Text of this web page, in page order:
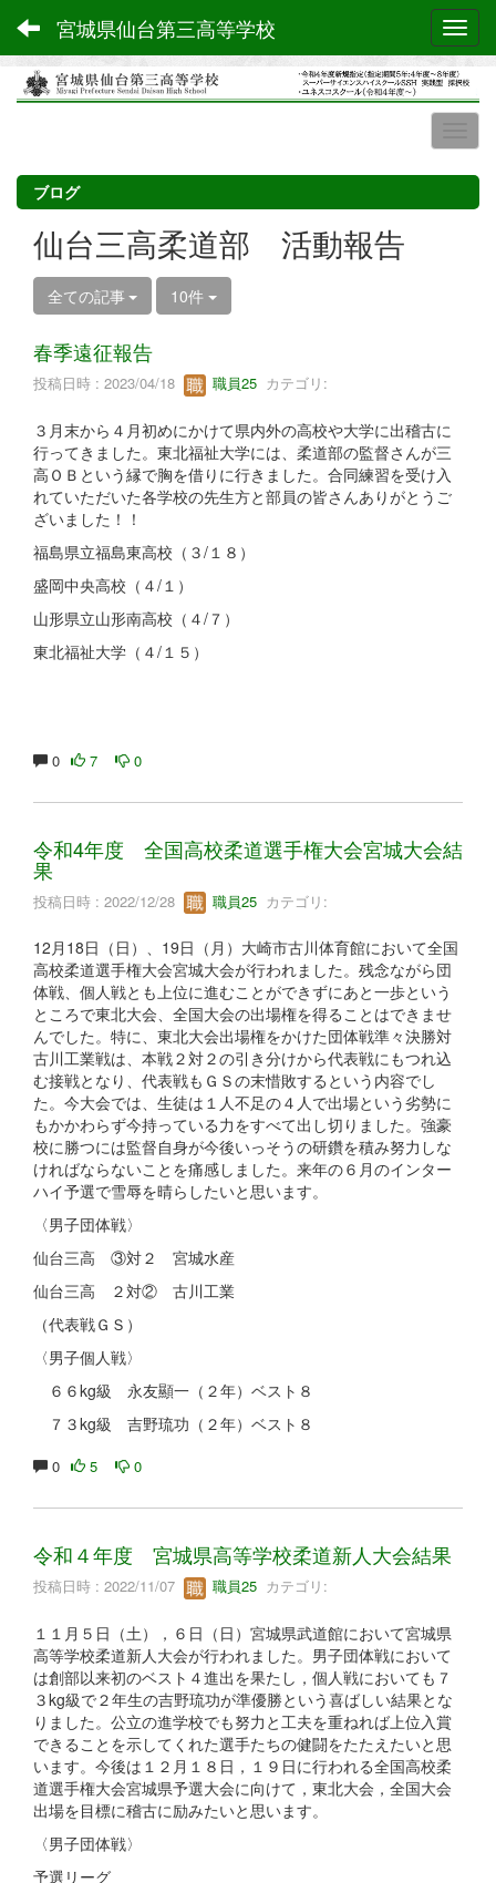
宮城県仙台第三高等学校
ブログ
仙台三高柔道部 活動報告
全ての記事 10件
春季遠征報告
投稿日時 : 2023/04/18 職員25 カテゴリ:
３月末から４月初めにかけて県内外の高校や大学に出稽古に
行ってきました。東北福祉大学には、柔道部の監督さんが三
高ＯＢという縁で胸を借りに行きました。合同練習を受け入
れていただいた各学校の先生方と部員の皆さんありがとうご
ざいました！！
福島県立福島東高校（３/１８）
盛岡中央高校（４/１）
山形県立山形南高校（４/７）
東北福祉大学（４/１５）
0 7 0
令和4年度 全国高校柔道選手権大会宮城大会結
果
投稿日時 : 2022/12/28 職員25 カテゴリ:
12月18日（日）、19日（月）大崎市古川体育館において全国
高校柔道選手権大会宮城大会が行われました。残念ながら団
体戦、個人戦とも上位に進むことができずにあと一歩という
ところで東北大会、全国大会の出場権を得ることはできませ
んでした。特に、東北大会出場権をかけた団体戦準々決勝対
古川工業戦は、本戦２対２の引き分けから代表戦にもつれ込
む接戦となり、代表戦もＧＳの末惜敗するという内容でし
た。今大会では、生徒は１人不足の４人で出場という劣勢に
もかかわらず今持っている力をすべて出し切りました。強豪
校に勝つには監督自身が今後いっそうの研鑽を積み努力しな
ければならないことを痛感しました。来年の６月のインター
ハイ予選で雪辱を晴らしたいと思います。
〈男子団体戦〉
仙台三高 ③対２ 宮城水産
仙台三高 ２対② 古川工業
（代表戦ＧＳ）
〈男子個人戦〉
６６kg級 永友顯一（２年）ベスト８
７３kg級 吉野琉功（２年）ベスト８
0 5 0
令和４年度 宮城県高等学校柔道新人大会結果
投稿日時 : 2022/11/07 職員25 カテゴリ:
１１月５日（土），６日（日）宮城県武道館において宮城県
高等学校柔道新人大会が行われました。男子団体戦において
は創部以来初のベスト４進出を果たし，個人戦においても７
３kg級で２年生の吉野琉功が準優勝という喜ばしい結果とな
りました。公立の進学校でも努力と工夫を重ねれば上位入賞
できることを示してくれた選手たちの健闘をたたえたいと思
います。今後は１２月１８日，１９日に行われる全国高校柔
道選手権大会宮城県予選大会に向けて，東北大会，全国大会
出場を目標に稽古に励みたいと思います。
〈男子団体戦〉
予選リーグ